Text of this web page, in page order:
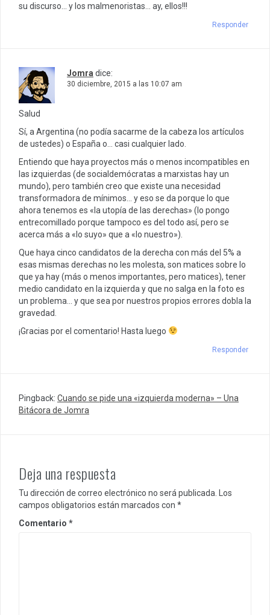
su discurso… y los malmenoristas… ay, ellos!!!
Responder
Jomra dice:
30 diciembre, 2015 a las 10:07 am
Salud
Sí, a Argentina (no podía sacarme de la cabeza los artículos
de ustedes) o España o… casi cualquier lado.
Entiendo que haya proyectos más o menos incompatibles en
las izquierdas (de socialdemócratas a marxistas hay un
mundo), pero también creo que existe una necesidad
transformadora de mínimos… y eso se da porque lo que
ahora tenemos es «la utopía de las derechas» (lo pongo
entrecomillado porque tampoco es del todo así, pero se
acerca más a «lo suyo» que a «lo nuestro»).
Que haya cinco candidatos de la derecha con más del 5% a
esas mismas derechas no les molesta, son matices sobre lo
que ya hay (más o menos importantes, pero matices), tener
medio candidato en la izquierda y que no salga en la foto es
un problema… y que sea por nuestros propios errores dobla la
gravedad.
¡Gracias por el comentario! Hasta luego
Responder
Pingback: Cuando se pide una «izquierda moderna» – Una
Bitácora de Jomra
Deja una respuesta
Tu dirección de correo electrónico no será publicada.
Los
campos obligatorios están marcados con *
Comentario *